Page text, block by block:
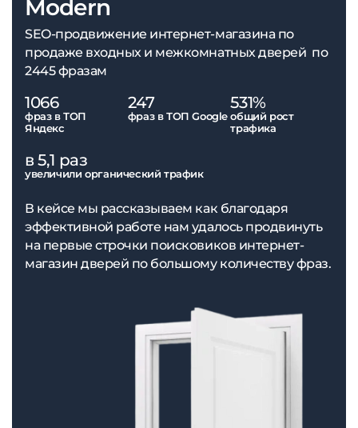
Modern
SEO-продвижение интернет-магазина по
продаже входных и межкомнатных дверей по
2445 фразам
1066
фраз в ТОП
Яндекс
247
фраз в ТОП Google
531%
общий рост
трафика
в 5,1 раз
увеличили органический трафик
В кейсе мы рассказываем как благодаря
эффективной работе нам удалось продвинуть
на первые строчки поисковиков интернет-
магазин дверей по большому количеству фраз.